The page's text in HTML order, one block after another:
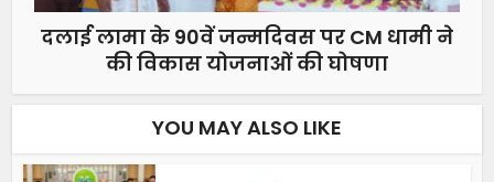
दलाई लामा के 90वें जन्मदिवस पर CM धामी ने
की विकास योजनाओं की घोषणा
YOU MAY ALSO LIKE